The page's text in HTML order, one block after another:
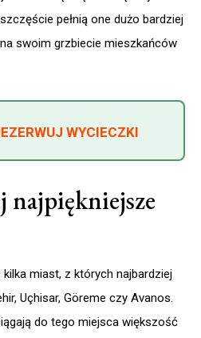
pełnią one dużo bardziej
swoim grzbiecie mieszkańców
WYCIECZKI
najpiękniejsze
miast, z których najbardziej
Uçhisar, Göreme czy Avanos.
do tego miejsca większość